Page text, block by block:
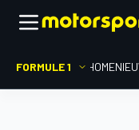
FORMULE 1 HOME